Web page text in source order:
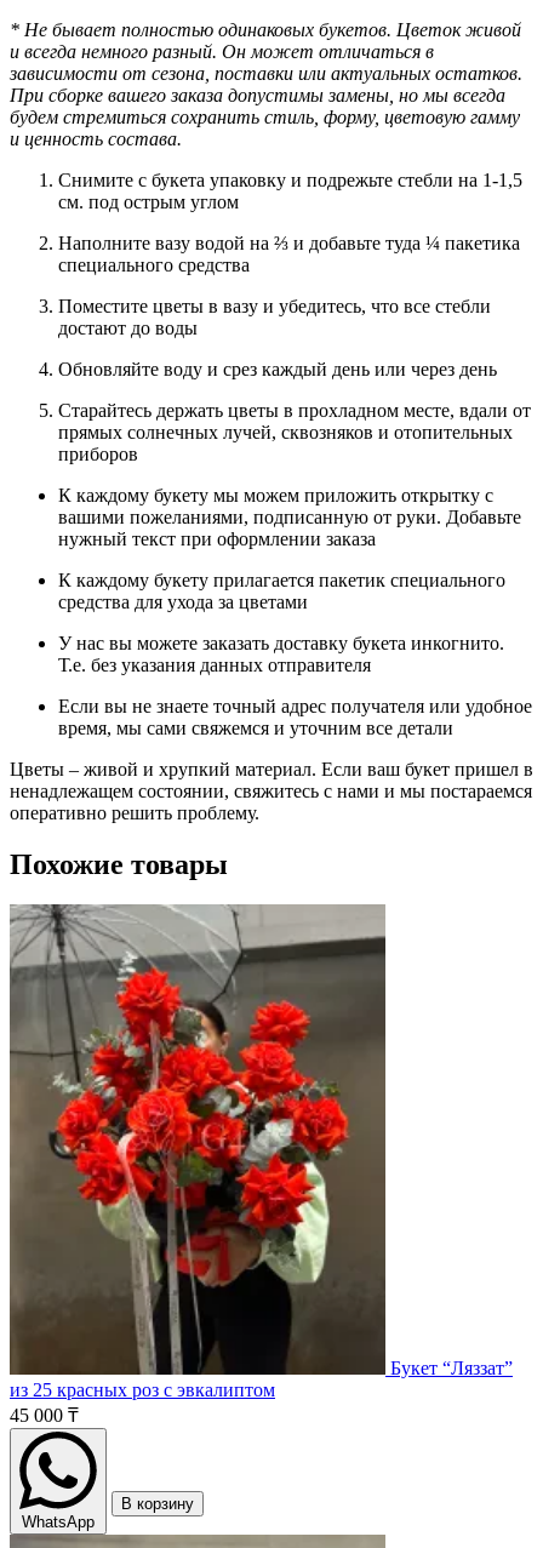
* Не бывает полностью одинаковых букетов. Цветок живой
и всегда немного разный. Он может отличаться в
зависимости от сезона, поставки или актуальных остатков.
При сборке вашего заказа допустимы замены, но мы всегда
будем стремиться сохранить стиль, форму, цветовую гамму
и ценность состава.
Снимите с букета упаковку и подрежьте стебли на 1-1,5
см. под острым углом
Наполните вазу водой на ⅔ и добавьте туда ¼ пакетика
специального средства
Поместите цветы в вазу и убедитесь, что все стебли
достают до воды
Обновляйте воду и срез каждый день или через день
Старайтесь держать цветы в прохладном месте, вдали от
прямых солнечных лучей, сквозняков и отопительных
приборов
К каждому букету мы можем приложить открытку с
вашими пожеланиями, подписанную от руки. Добавьте
нужный текст при оформлении заказа
К каждому букету прилагается пакетик специального
средства для ухода за цветами
У нас вы можете заказать доставку букета инкогнито.
Т.е. без указания данных отправителя
Если вы не знаете точный адрес получателя или удобное
время, мы сами свяжемся и уточним все детали
Цветы – живой и хрупкий материал. Если ваш букет пришел в
ненадлежащем состоянии, свяжитесь с нами и мы постараемся
оперативно решить проблему.
Похожие товары
Букет “Ляззат”
из 25 красных роз с эвкалиптом
45 000 ₸
WhatsApp
В корзину